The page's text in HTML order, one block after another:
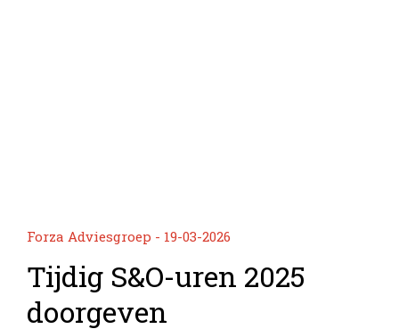
Forza Adviesgroep - 19-03-2026
Tijdig S&O-uren 2025
doorgeven